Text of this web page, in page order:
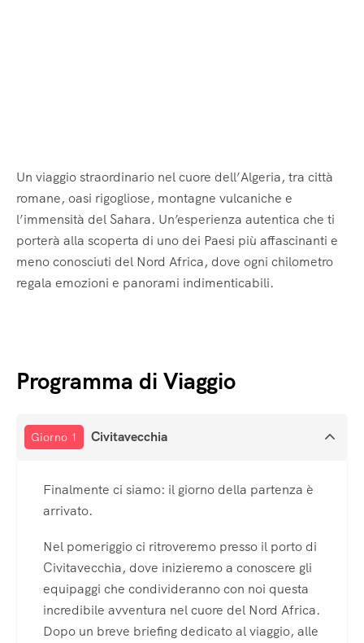
Un viaggio straordinario nel cuore dell’Algeria, tra città
romane, oasi rigogliose, montagne vulcaniche e
l’immensità del Sahara. Un’esperienza autentica che ti
porterà alla scoperta di uno dei Paesi più affascinanti e
meno conosciuti del Nord Africa, dove ogni chilometro
regala emozioni e panorami indimenticabili.
Programma di Viaggio
Giorno 1 Civitavecchia
Finalmente ci siamo: il giorno della partenza è
arrivato.
Nel pomeriggio ci ritroveremo presso il porto di
Civitavecchia, dove inizieremo a conoscere gli
equipaggi che condivideranno con noi questa
incredibile avventura nel cuore del Nord Africa.
Dopo un breve briefing dedicato al viaggio, alle